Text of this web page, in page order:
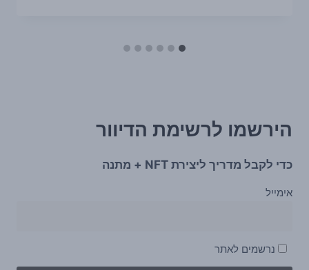
הירשמו לרשימת הדיוור
כדי לקבל מדריך ליצירת NFT + מתנה
אימייל
נרשמים לאתר